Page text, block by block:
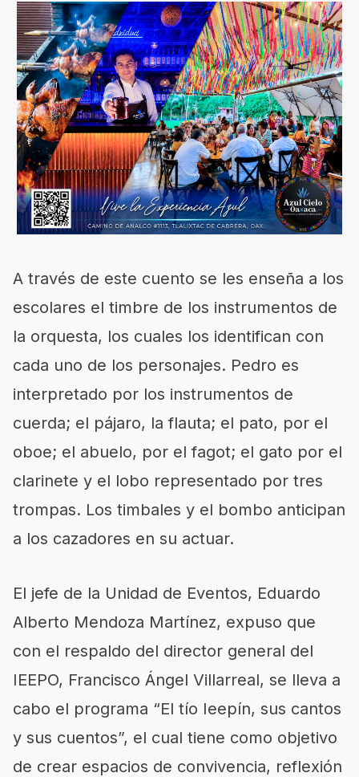
A través de este cuento se les enseña a los
escolares el timbre de los instrumentos de
la orquesta, los cuales los identifican con
cada uno de los personajes. Pedro es
interpretado por los instrumentos de
cuerda; el pájaro, la flauta; el pato, por el
oboe; el abuelo, por el fagot; el gato por el
clarinete y el lobo representado por tres
trompas. Los timbales y el bombo anticipan
a los cazadores en su actuar.
El jefe de la Unidad de Eventos, Eduardo
Alberto Mendoza Martínez, expuso que
con el respaldo del director general del
IEEPO, Francisco Ángel Villarreal, se lleva a
cabo el programa “El tío Ieepín, sus cantos
y sus cuentos”, el cual tiene como objetivo
de crear espacios de convivencia, reflexión